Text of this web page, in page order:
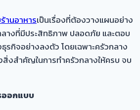
านอาหารเป็นเรื่องที่ต้องวางแผนอย่าง
ลางที่มีประสิทธิภาพ ปลอดภัย และตอบ
รกิจอย่างลงตัว โดยเฉพาะครัวกลาง
งสำคัญในการทำครัวกลางให้ครบ จบ
ออกแบบ